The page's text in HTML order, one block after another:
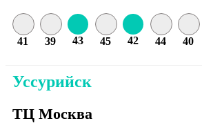
41 39 43 45 42 44 40
Уссурийск
ТЦ Москва